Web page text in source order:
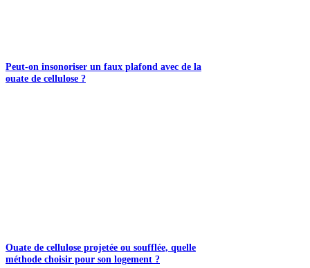
Peut-on insonoriser un faux plafond avec de la
ouate de cellulose ?
Ouate de cellulose projetée ou soufflée, quelle
méthode choisir pour son logement ?